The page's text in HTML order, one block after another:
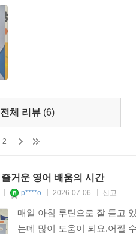
전체 리뷰 (6)
2
즐거운 영어 배움의 시간
p****o 2026-07-06 신고
매일 아침 루틴으로 잘 듣고
는데 많이 도움이 되요.어쩔